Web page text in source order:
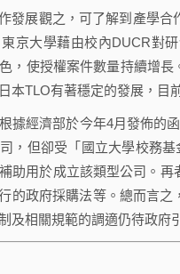
展觀之，可了解到產學合
京大學藉由校內DUCR對
，使授權案件數量持續增
本TLO有著穩定的發展，目
經濟部於今年4月發佈的
，但卻受「國立大學校務
助用於成立該類型公司。
的政府採購法等。總而言
及相關規範的調適仍待政府